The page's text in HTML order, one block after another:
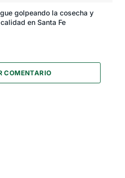
golpeando la cosecha y
en Santa Fe
COMENTARIO